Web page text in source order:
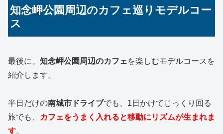
知念岬公園周辺のカフェ巡りモデルコー
ス
最後に、 知念岬公園周辺のカフェを楽しむモデルコースを
紹介します。
半日だけの南城市ドライブでも、1日かけてじっくり回る
旅でも、
カフェをうまく入れると移動にリズムが生まれま
す。